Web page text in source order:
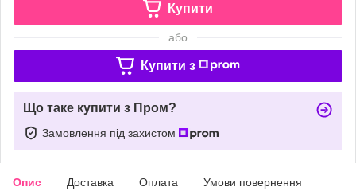
Купити
або
Купити з
Що таке купити з Пром?
Замовлення під захистом
Опис Доставка Оплата Умови повернення